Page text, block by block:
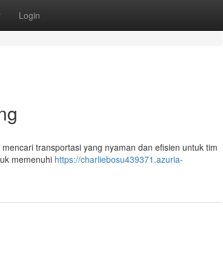
Login
transportasi yang nyaman dan efisien untuk tim
memenuhi https://charliebosu439371.azuria-